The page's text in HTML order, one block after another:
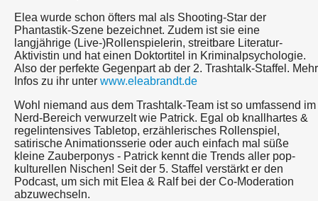
Elea wurde schon öfters mal als Shooting-Star der
Phantastik-Szene bezeichnet. Zudem ist sie eine
langjährige (Live-)Rollenspielerin, streitbare Literatur-
Aktivistin und hat einen Doktortitel in Kriminalpsychologie.
Also der perfekte Gegenpart ab der 2. Trashtalk-Staffel. Mehr
Infos zu ihr unter www.eleabrandt.de
Wohl niemand aus dem Trashtalk-Team ist so umfassend im
Nerd-Bereich verwurzelt wie Patrick. Egal ob knallhartes &
regelintensives Tabletop, erzählerisches Rollenspiel,
satirische Animationsserie oder auch einfach mal süße
kleine Zauberponys - Patrick kennt die Trends aller pop-
kulturellen Nischen! Seit der 5. Staffel verstärkt er den
Podcast, um sich mit Elea & Ralf bei der Co-Moderation
abzuwechseln.